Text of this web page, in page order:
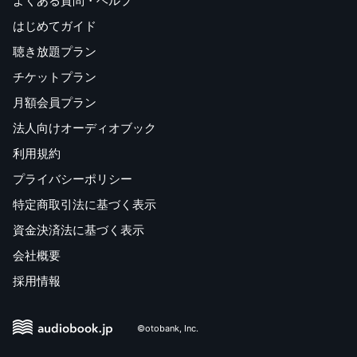
はじめてガイド
聴き放題プラン
チケットプラン
月額会員プラン
法人向けオーディオブック
利用規約
プライバシーポリシー
特定商取引法に基づく表示
資金決済法に基づく表示
会社概要
採用情報
©otobank, Inc.